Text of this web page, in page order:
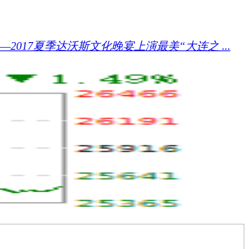
夏季达沃斯文化晚宴上演最美“大连之 ...